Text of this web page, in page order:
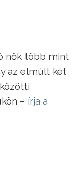
nők több mint
az elmúlt két
– írja a